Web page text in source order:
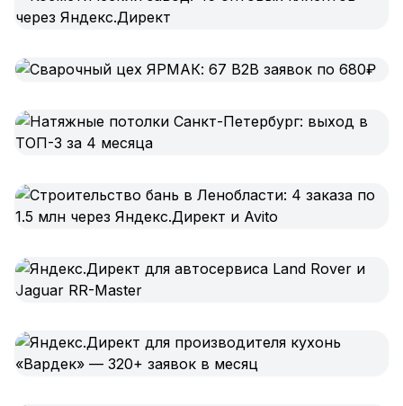
Автоматизация
Персонализация
Продающие тексты
Контент для соцсетей
Техническая документация
ВИДЕОПРОДАКШН